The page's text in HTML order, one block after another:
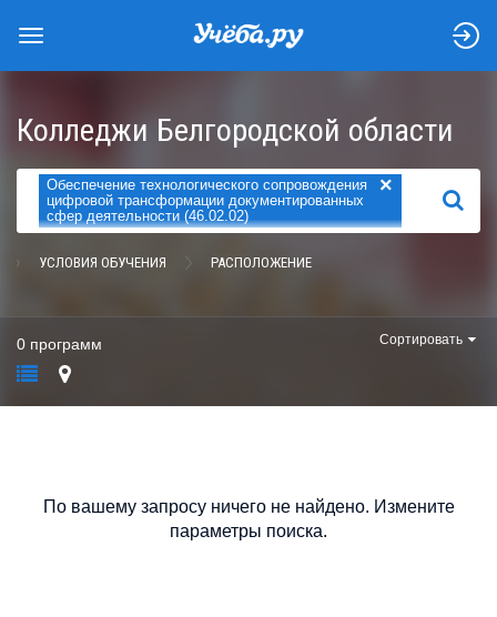
Колледжи Белгородской области
Обеспечение технологического сопровождения
цифровой трансформации документированных
сфер деятельности (46.02.02)
×
НАЙТИ
УСЛОВИЯ ОБУЧЕНИЯ РАСПОЛОЖЕНИЕ
0 программ Сортировать
По вашему запросу ничего не найдено. Измените
параметры поиска.